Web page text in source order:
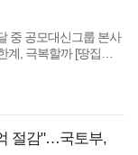
중 공모대신그룹 본사
복할까 [땅집고]
절감"…국토부,